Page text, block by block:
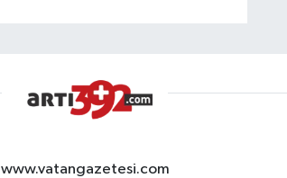
www.vatangazetesi.com